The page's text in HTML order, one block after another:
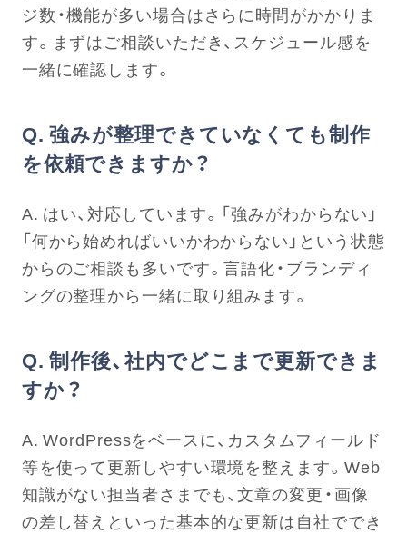
ジ数・機能が多い場合はさらに時間がかかりま
す。まずはご相談いただき、スケジュール感を
一緒に確認します。
Q. 強みが整理できていなくても制作
を依頼できますか？
A. はい、対応しています。「強みがわからない」
「何から始めればいいかわからない」という状態
からのご相談も多いです。言語化・ブランディ
ングの整理から一緒に取り組みます。
Q. 制作後、社内でどこまで更新できま
すか？
A. WordPressをベースに、カスタムフィールド
等を使って更新しやすい環境を整えます。Web
知識がない担当者さまでも、文章の変更・画像
の差し替えといった基本的な更新は自社ででき